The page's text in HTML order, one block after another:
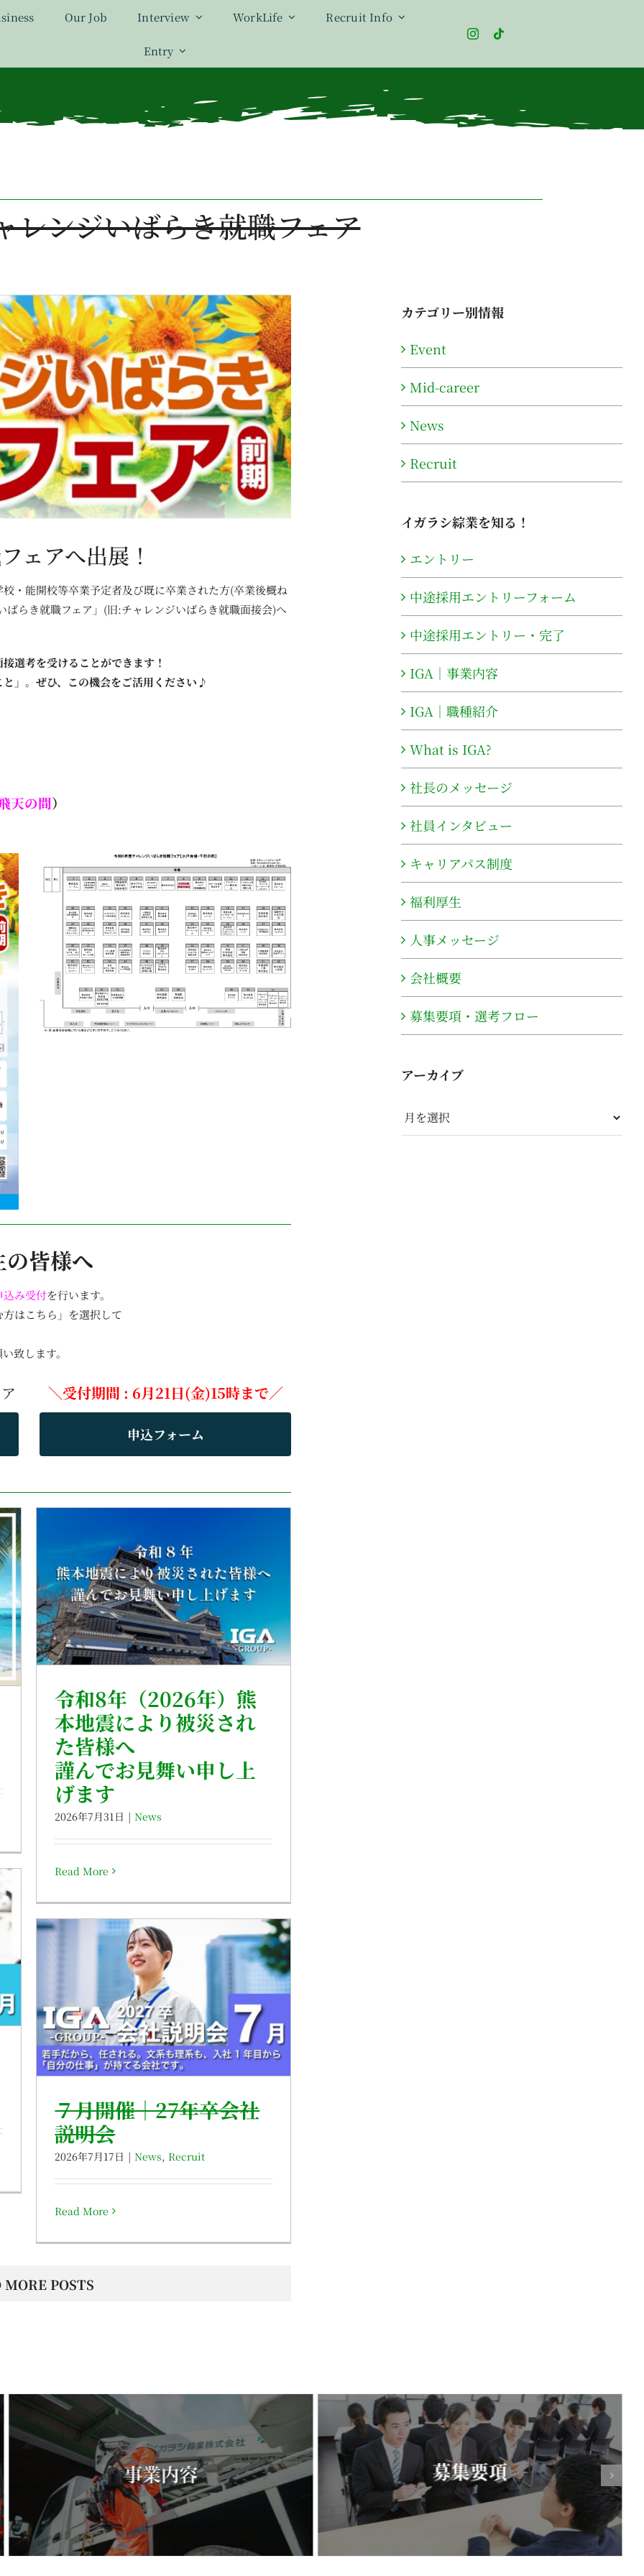
Our Job Interview WorkLife Recruit Info
Entry
レンジいばらき就職フェア
ェアへ出展！
・能開校等卒業予定者及び既に卒業された方(卒業後概ね
らき就職フェア」(旧:チャレンジいばらき就職面接会)へ
選考を受けることができます！
」。ぜひ、この機会をご活用ください♪
天の間）
の皆様へ
込み受付を行います。
はこちら」を選択して
致します。
＼受付期間 : 6月21日(金)15時まで／
申込フォーム
令和8年（2026年）熊
本地震により被災され
た皆様へ
謹んでお見舞い申し上
げます
2026年7月31日 | News
Read More
７月開催｜27年卒会社
説明会
2026年7月17日 | News,Recruit
Read More
MORE POSTS
カテゴリー別情報
Event
Mid-career
News
Recruit
イガラシ綜業を知る！
エントリー
中途採用エントリーフォーム
中途採用エントリー・完了
IGA｜事業内容
IGA｜職種紹介
What is IGA?
社長のメッセージ
社員インタビュー
キャリアパス制度
福利厚生
人事メッセージ
会社概要
募集要項・選考フロー
アーカイブ
ア
ー